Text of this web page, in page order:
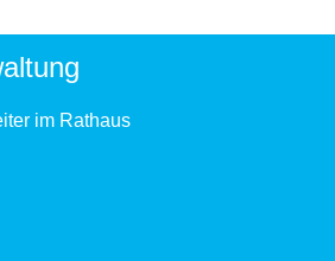
im Rathaus